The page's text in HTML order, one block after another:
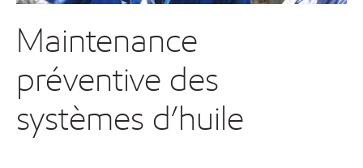
Maintenance
préventive des
systèmes d’huile